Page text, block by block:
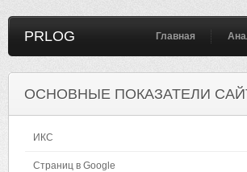
PRLOG Главная
ОСНОВНЫЕ ПОКАЗАТЕЛИ
ИКС
Страниц в Google